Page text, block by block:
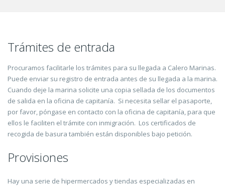
Trámites de entrada
Procuramos facilitarle los trámites para su llegada a Calero Marinas.
Puede enviar su registro de entrada antes de su llegada a la marina.
Cuando deje la marina solicite una copia sellada de los documentos
de salida en la oficina de capitanía. Si necesita sellar el pasaporte,
por favor, póngase en contacto con la oficina de capitanía, para que
ellos le faciliten el trámite con inmigración. Los certificados de
recogida de basura también están disponibles bajo petición.
Provisiones
Hay una serie de hipermercados y tiendas especializadas en